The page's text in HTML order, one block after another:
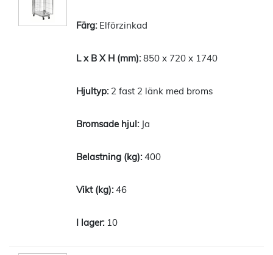
Elförzinkad
850 x 720 x 1740
2 fast 2 länk med broms
Ja
400
46
10